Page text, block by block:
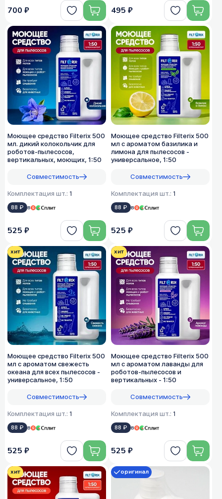
700 ₽ 495 ₽
Моющее средство Filterix 500
мл. дикий колокольчик для
роботов-пылесосов,
вертикальных, моющих, 1:50
Совместимость
Комплектация шт.: 1
88 ₽ в
525 ₽
Моющее средство Filterix 500
мл с ароматом базилика и
лимона для пылесосов -
универсальное, 1:50
Совместимость
Комплектация шт.: 1
88 ₽ в
525 ₽
Моющее средство Filterix 500
мл с ароматом свежесть
океана для всех пылеcосов -
универсальное, 1:50
Совместимость
Комплектация шт.: 1
88 ₽ в
хит
525 ₽
Моющее средство Filterix 500
мл с ароматом лаванды для
роботов-пылесосов и
вертикальных - 1:50
Совместимость
Комплектация шт.: 1
88 ₽ в
хит
525 ₽
хит оригинал